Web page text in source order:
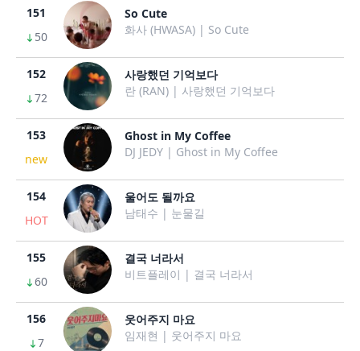
151
50
So Cute
화사 (HWASA) | So Cute
152
72
사랑했던 기억보다
란 (RAN) | 사랑했던 기억보다
153
new
Ghost in My Coffee
DJ JEDY | Ghost in My Coffee
154
HOT
울어도 될까요
남태수 | 눈물길
155
60
결국 너라서
비트플레이 | 결국 너라서
156
7
웃어주지 마요
임재현 | 웃어주지 마요